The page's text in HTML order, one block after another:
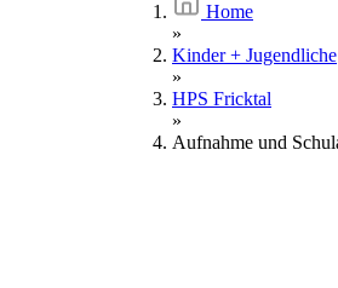
Home
»
Kinder + Jugendliche
»
HPS Fricktal
»
Aufnahme und